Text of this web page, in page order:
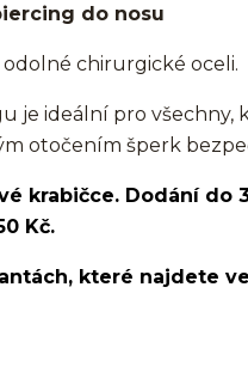
do nosu
chirurgické oceli.
je ideální pro všechny,
otočením šperk
krabičce. Dodání do
Kč.
které najdete